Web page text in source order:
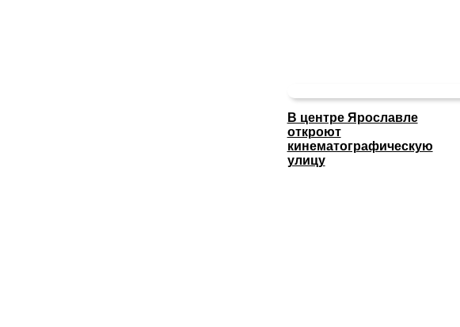
В центре Ярославле
откроют
кинематографическую
улицу